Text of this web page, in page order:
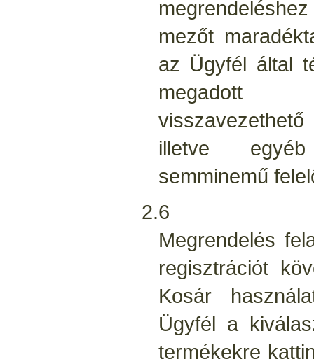
mezőt
az Ügyfél által
megadott
illetve
semminemű
2.6
Megrendelés
regisztrációt
Kosár
Ügyfél a
termékekre